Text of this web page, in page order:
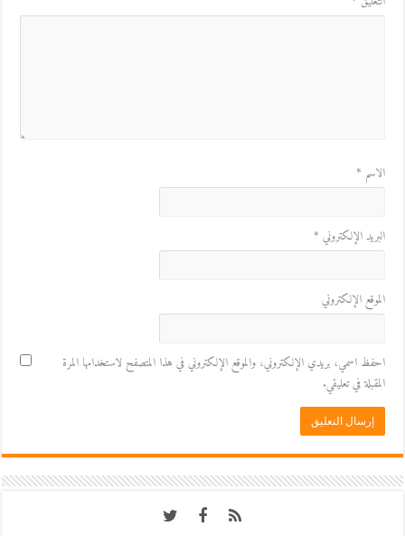
الاسم *
البريد الإلكتروني *
الموقع الإلكتروني
احفظ اسمي، بريدي الإلكتروني، والموقع الإلكتروني في هذا المتصفح لاستخدامها المرة
المقبلة في تعليقي.